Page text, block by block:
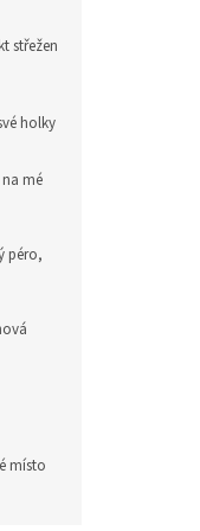
střežen
holky
mé
péro,
místo